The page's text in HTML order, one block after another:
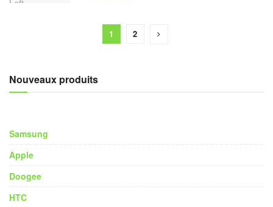
1 2
Nouveaux produits
Samsung
Apple
Doogee
HTC